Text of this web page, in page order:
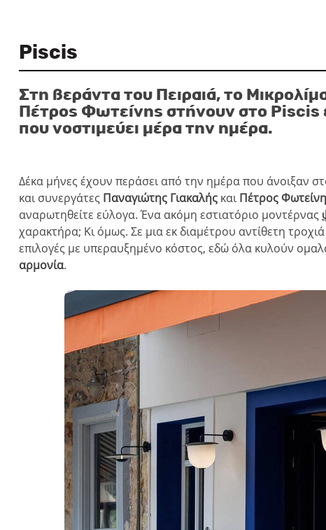
Piscis
Στη βεράντα του Πειραιά, το
Πέτρος Φωτείνης στήνουν στο Piscis
που νοστιμεύει μέρα την ημέρα.
Δέκα μήνες έχουν περάσει από την ημέρα που άνοιξαν
και συνεργάτες Παναγιώτης Γιακαλήςκαι Πέτρος
αναρωτηθείτε εύλογα. Ένα ακόμη εστιατόριο μοντέρνας
χαρακτήρα; Κι όμως. Σε μια εκ διαμέτρου αντίθετη
επιλογές με υπεραυξημένο κόστος, εδώ όλα κυλούν
αρμονία.